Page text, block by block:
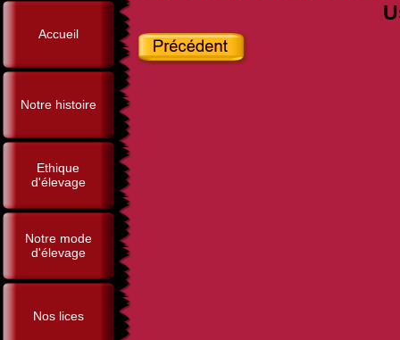
Accueil
Notre histoire
Ethique
d'élevage
Notre mode
d'élevage
Nos lices